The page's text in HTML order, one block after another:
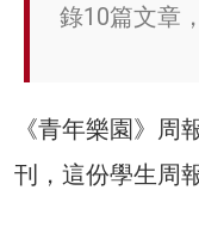
錄10篇文章
《青年樂園》周
刊，這份學生周